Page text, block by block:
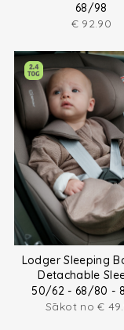
68/98
€ 92.90
Lodger Sleeping
Detachable
50/62 - 68/80 -
Sākot no€